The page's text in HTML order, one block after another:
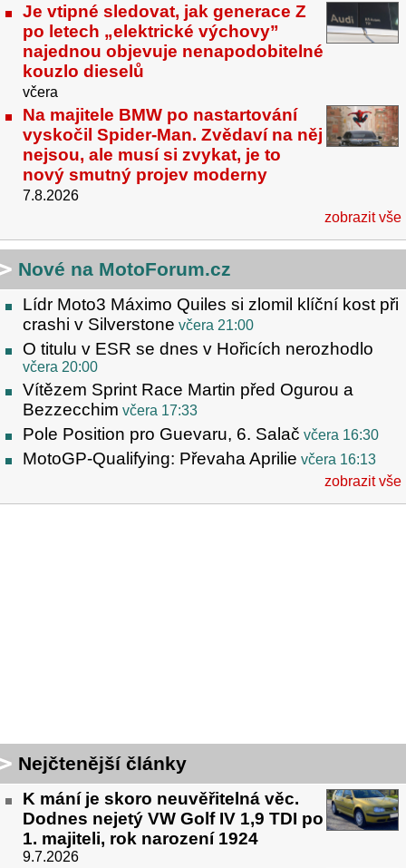
Je vtipné sledovat, jak generace Z
po letech „elektrické výchovy”
najednou objevuje nenapodobitelné
kouzlo dieselů
včera
Na majitele BMW po nastartování
vyskočil Spider-Man. Zvědaví na něj
nejsou, ale musí si zvykat, je to
nový smutný projev moderny
7.8.2026
zobrazit vše
Nové na MotoForum.cz
Lídr Moto3 Máximo Quiles si zlomil klíční kost při
crashi v Silverstone včera 21:00
O titulu v ESR se dnes v Hořicích nerozhodlo
včera 20:00
Vítězem Sprint Race Martin před Ogurou a
Bezzecchim včera 17:33
Pole Position pro Guevaru, 6. Salač včera 16:30
MotoGP-Qualifying: Převaha Aprilie včera 16:13
zobrazit vše
Nejčtenější články
K mání je skoro neuvěřitelná věc.
Dodnes nejetý VW Golf IV 1,9 TDI po
1. majiteli, rok narození 1924
9.7.2026